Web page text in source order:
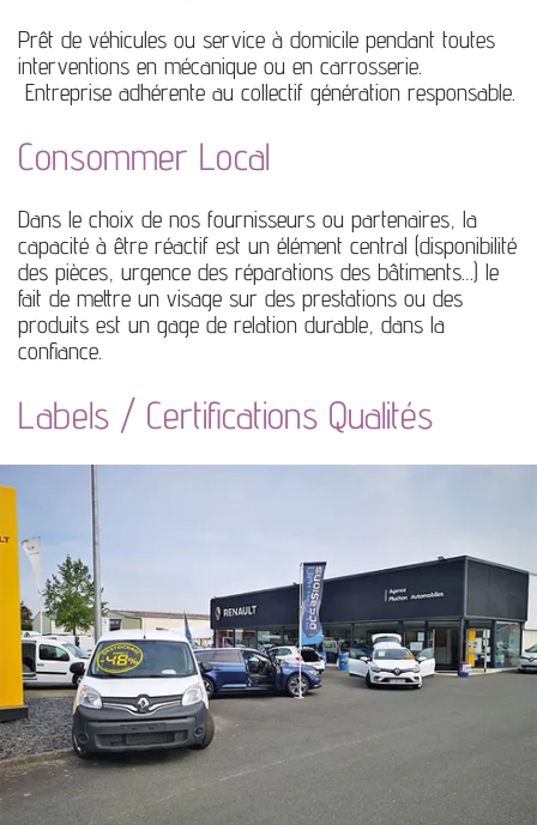
Prêt de véhicules ou service à domicile pendant toutes
interventions en mécanique ou en carrosserie.
Entreprise adhérente au collectif génération responsable.
Consommer Local
Dans le choix de nos fournisseurs ou partenaires, la
capacité à être réactif est un élément central (disponibilité
des pièces, urgence des réparations des bâtiments…) le
fait de mettre un visage sur des prestations ou des
produits est un gage de relation durable, dans la
confiance.
Labels / Certifications Qualités